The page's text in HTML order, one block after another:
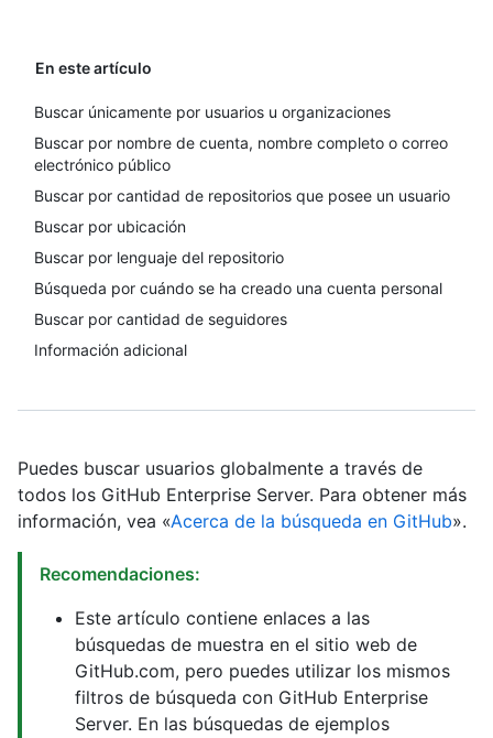
En este artículo
Buscar únicamente por usuarios u organizaciones
Buscar por nombre de cuenta, nombre completo o correo
electrónico público
Buscar por cantidad de repositorios que posee un usuario
Buscar por ubicación
Buscar por lenguaje del repositorio
Búsqueda por cuándo se ha creado una cuenta personal
Buscar por cantidad de seguidores
Información adicional
Puedes buscar usuarios globalmente a través de
todos los GitHub Enterprise Server. Para obtener más
información, vea «Acerca de la búsqueda en GitHub».
Recomendaciones:
Este artículo contiene enlaces a las
búsquedas de muestra en el sitio web de
GitHub.com, pero puedes utilizar los mismos
filtros de búsqueda con GitHub Enterprise
Server. En las búsquedas de ejemplos